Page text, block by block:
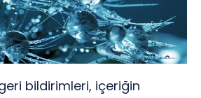
bildirimleri, içeriğin